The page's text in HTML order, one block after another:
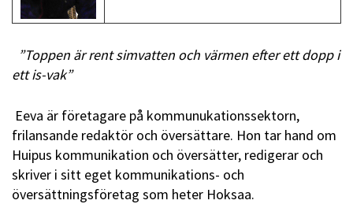
”Toppen är rent simvatten och värmen efter ett dopp i
ett is-vak”
Eeva är företagare på kommunukationssektorn,
frilansande redaktör och översättare. Hon tar hand om
Huipus kommunikation och översätter, redigerar och
skriver i sitt eget kommunikations- och
översättningsföretag som heter Hoksaa.